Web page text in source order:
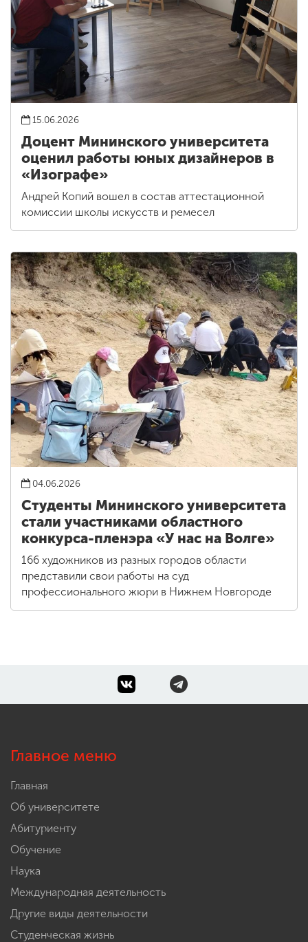
15.06.2026
Доцент Мининского университета
оценил работы юных дизайнеров в
«Изографе»
Андрей Копий вошел в состав аттестационной
комиссии школы искусств и ремесел
04.06.2026
Студенты Мининского университета
стали участниками областного
конкурса-пленэра «У нас на Волге»
166 художников из разных городов области
представили свои работы на суд
профессионального жюри в Нижнем Новгороде
Главное меню
Главная
Об университете
Абитуриенту
Обучение
Наука
Международная деятельность
Другие виды деятельности
Студенческая жизнь